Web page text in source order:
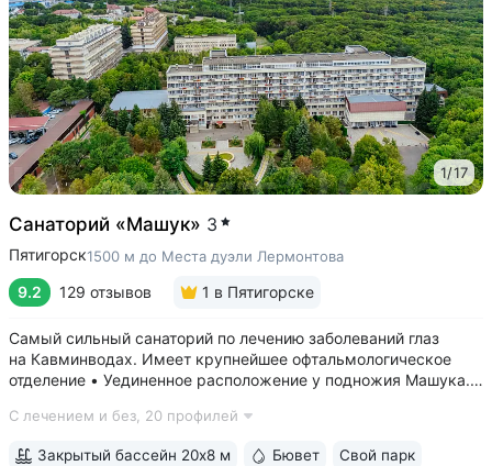
1/17
Санаторий «Машук» 3
Пятигорск1500 м до Места дуэли Лермонтова
9.2 129 отзывов 1 в Пятигорске
Самый сильный санаторий по лечению заболеваний глаз
на Кавминводах. Имеет крупнейшее офтальмологическое
отделение • Уединенное расположение у подножия Машука.
площадка Ворота любви, начало терренкура вокруг Машука.
С лечением и без, 20 профилей
Закрытый бассейн 20х8 м Бювет Свой парк